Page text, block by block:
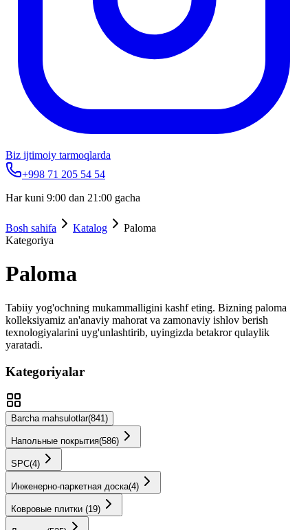
Biz ijtimoiy tarmoqlarda
+998 71 205 54 54
Har kuni 9:00 dan 21:00 gacha
Bosh sahifa Katalog
Paloma
Kategoriya
Paloma
Tabiiy yog'ochning mukammalligini kashf eting. Bizning paloma
kolleksiyamiz an'anaviy mahorat va zamonaviy ishlov berish
texnologiyalarini uyg'unlashtirib, uyingizda betakror qulaylik
yaratadi.
Kategoriyalar
Barcha mahsulotlar(841)
Напольные покрытия(586)
SPС(4)
Инженерно-паркетная доска(4)
Ковровые плитки (19)